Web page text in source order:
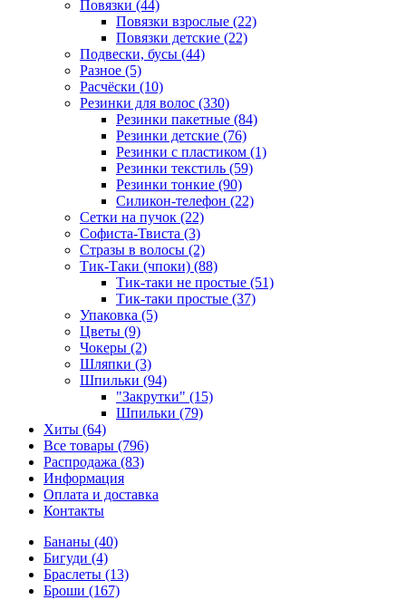
Повязки (44)
Повязки взрослые (22)
Повязки детские (22)
Подвески, бусы (44)
Разное (5)
Расчёски (10)
Резинки для волос (330)
Резинки пакетные (84)
Резинки детские (76)
Резинки с пластиком (1)
Резинки текстиль (59)
Резинки тонкие (90)
Силикон-телефон (22)
Сетки на пучок (22)
Софиста-Твиста (3)
Стразы в волосы (2)
Тик-Таки (чпоки) (88)
Тик-таки не простые (51)
Тик-таки простые (37)
Упаковка (5)
Цветы (9)
Чокеры (2)
Шляпки (3)
Шпильки (94)
"Закрутки" (15)
Шпильки (79)
Хиты (64)
Все товары (796)
Распродажа (83)
Информация
Оплата и доставка
Контакты
Бананы (40)
Бигуди (4)
Браслеты (13)
Броши (167)